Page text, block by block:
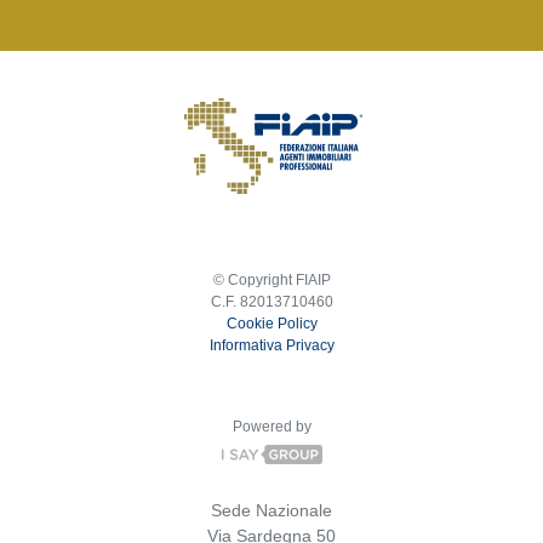
© Copyright FIAIP
C.F. 82013710460
Cookie Policy
Informativa Privacy
Powered by
Sede Nazionale
Via Sardegna 50